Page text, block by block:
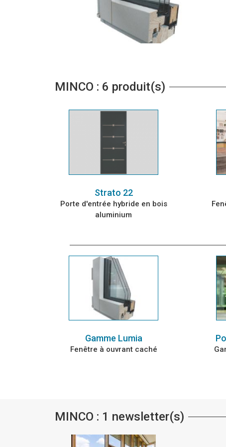
MINCO : 6 produit(s)
Strato 22
Porte d'entrée hybride en bois
aluminium
Gamme Lumia
Fenêtre à ouvrant caché
MINCO : 1 newsletter(s)